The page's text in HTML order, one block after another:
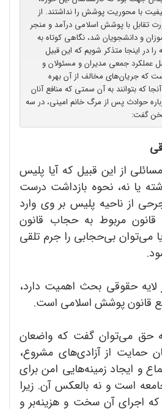
کیفیت با محوریت پوشش را نداشتند. از
تقابل با پوشش اسلامی درآمد و منجر
و دانشجویان شد، نگاهی کوتاه به
در اینجا متذکر شویم که این قبیل
عملکرد جمعی مدیران و مسئولان و
جریان‌های مخالف از آن بهره
که بتوانند به آن سمتی که منافع آنان
حوادث پس از مرگ خانم امینی، در سه
گفت:
از این قبیل که آیا پلیس
یا نه، نحوه بازداشت درست
از ناحیه پلیس بر وی وارد
قانون مربوط به حجاب قانون
می‌توان بی‌حجابی را جرم تلقی
لایه حقوقی بحث اهمیت دارد،
قانون پوشش اسلامی است.
حق می‌توان گفت که واضعان
حمایت از آزادی‌های مشروع،
و ایجاد زمینه‌هایی امن برای
است و نه بالعکس آن. زیرا
اجرای آن سخت و هزینه‌بر و